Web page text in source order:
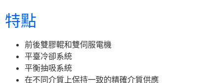
特點
前後雙膠輥和雙伺服電機
平臺冷卻系統
平衡抽吸系統
在不同介質上保持一致的精確介質供應